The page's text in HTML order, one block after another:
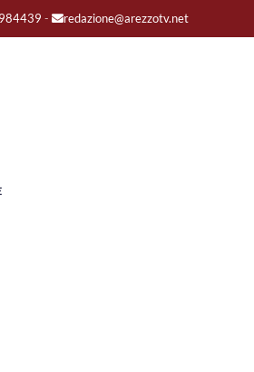
- redazione@arezzotv.net